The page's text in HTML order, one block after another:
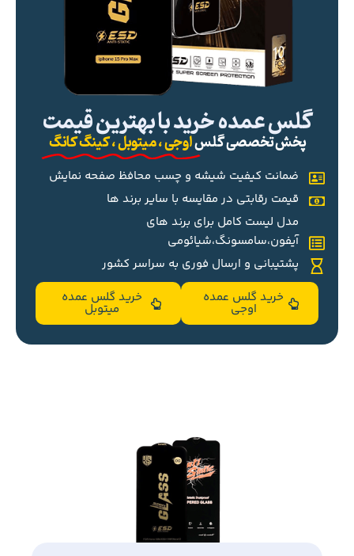
گلس عمده خرید با بهترین قیمت
پخش تخصصی گلساوجی ، میتوبل ، کینگ کانگ
ضمانت کیفیت شیشه و چسب محافظ صفحه نمایش
قیمت رقابتی در مقایسه با سایر برند ها
مدل لیست کامل برای برند های
آیفون،سامسونگ،شیائومی
پشتیبانی و ارسال فوری به سراسر کشور
خرید گلس عمده
اوجی
خرید گلس عمده
میتوبل